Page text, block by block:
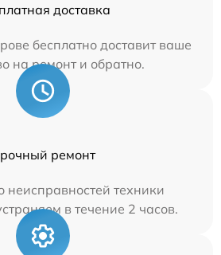
доставка
бесплатно доставит ваше
на ремонт и обратно.
ремонт
неисправностей техники
в течение 2 часов.